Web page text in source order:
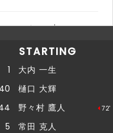
ィエリア内からシュート
文仁柱ＩＮ
シュート：７本
STARTING
1
大内 一生
40
樋口 大輝
野々村 鷹人 72'
5
常田 克人